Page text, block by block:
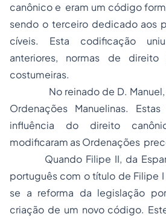
canônico e eram um código
sendo o terceiro dedicado aos
cíveis. Esta codificação
anteriores, normas de
costumeiras.
No reinado de D. Manuel,
Ordenações Manuelinas.
influência do direito
modificaram as Ordenações
Quando Filipe II, da
português com o título de Filipe
se a reforma da legislação
criação de um novo código.